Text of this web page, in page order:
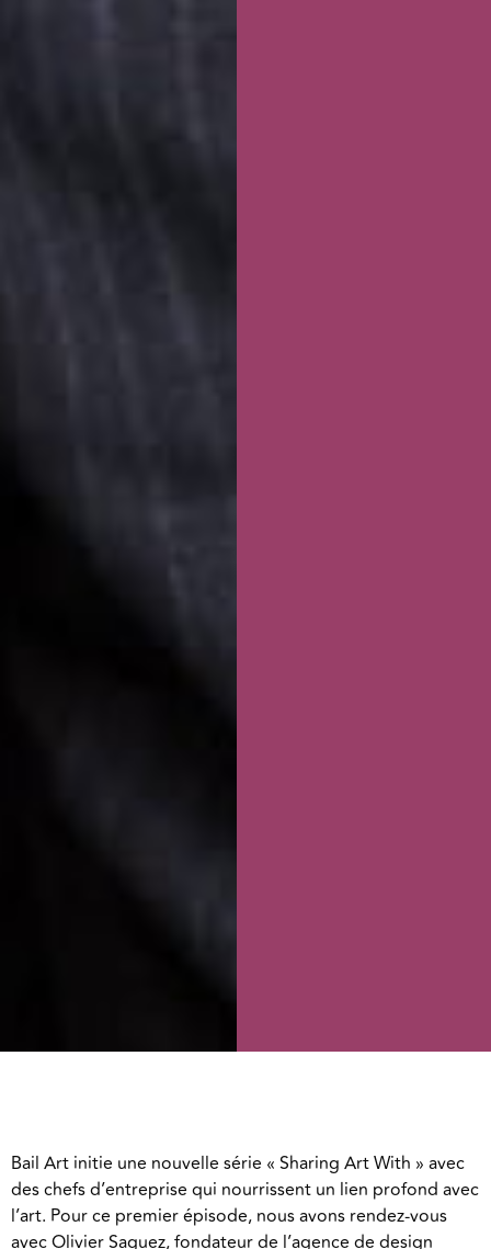
Bail Art initie une nouvelle série « Sharing Art With » avec
des chefs d’entreprise qui nourrissent un lien profond avec
l’art. Pour ce premier épisode, nous avons rendez-vous
avec Olivier Saguez, fondateur de l’agence de design